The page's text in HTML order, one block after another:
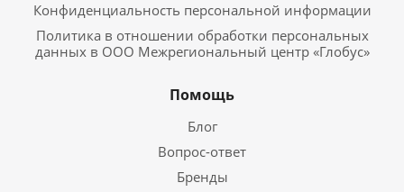
Конфиденциальность персональной информации
Политика в отношении обработки персональных
данных в ООО Межрегиональный центр «Глобус»
Помощь
Блог
Вопрос-ответ
Бренды